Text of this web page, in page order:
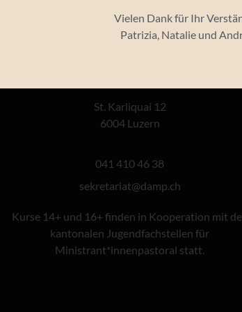
Über minis.ch
St. Karliquai 12
6004 Luzern
041 410 46 38
hc.pmad
@tairaterkes
Kurse 14+ und 16+ finden in Kooperation mit
kantonalen Jugendfachstellen für
Ministrant*innenpastoral statt.
Vielen Dank für Ihr
Patrizia, Natalie und